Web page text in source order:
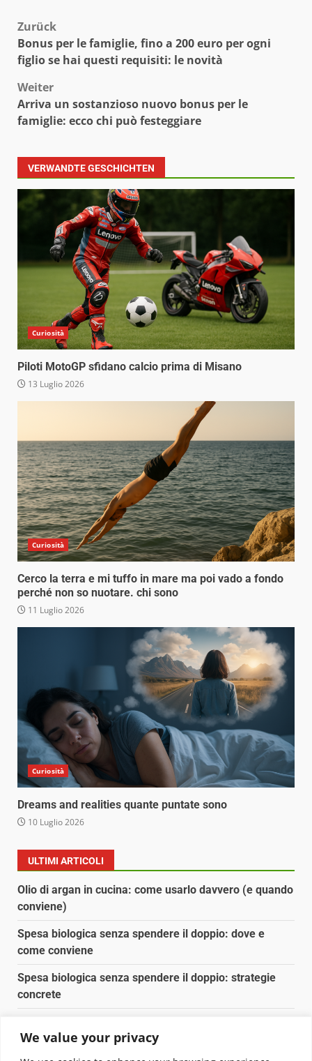
We value your privacy
Beitragsnavigation
Zurück
Bonus per le famiglie, fino a 200 euro per ogni
figlio se hai questi requisiti: le novità
Weiter
Arriva un sostanzioso nuovo bonus per le
famiglie: ecco chi può festeggiare
VERWANDTE GESCHICHTEN
Curiosità
Piloti MotoGP sfidano calcio prima di Misano
13 Luglio 2026
Curiosità
Cerco la terra e mi tuffo in mare ma poi vado a fondo
perché non so nuotare. chi sono
11 Luglio 2026
Curiosità
Dreams and realities quante puntate sono
10 Luglio 2026
ULTIMI ARTICOLI
Olio di argan in cucina: come usarlo davvero (e quando
conviene)
Spesa biologica senza spendere il doppio: dove e
come conviene
Spesa biologica senza spendere il doppio: strategie
concrete
Pulizia naturale della casa: 3 ingredienti che